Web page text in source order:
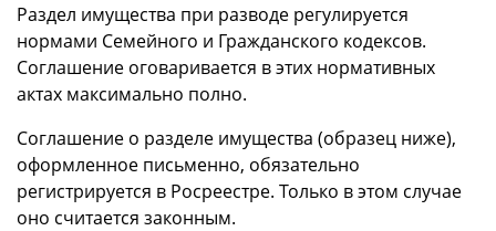
Раздел имущества при разводе регулируется
нормами Семейного и Гражданского кодексов.
Соглашение оговаривается в этих нормативных
актах максимально полно.
Соглашение о разделе имущества (образец ниже),
оформленное письменно, обязательно
регистрируется в Росреестре. Только в этом случае
оно считается законным.